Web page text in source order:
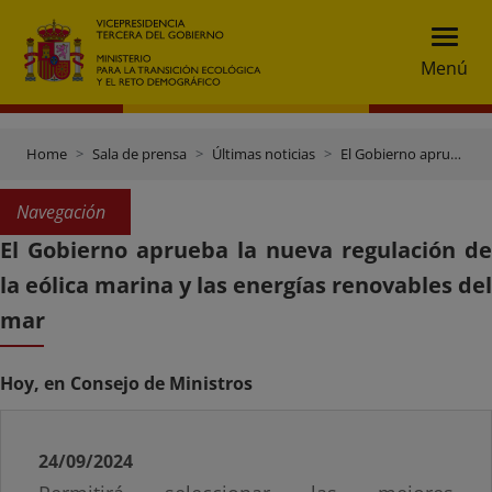
Menú
Home Sala de prensa Últimas noticias El Gobierno aprueba la nueva regulación de la eólica marina y las energías renovables del mar
Navegación
El Gobierno aprueba la nueva regulación de
la eólica marina y las energías renovables del
mar
Hoy, en Consejo de Ministros
24/09/2024